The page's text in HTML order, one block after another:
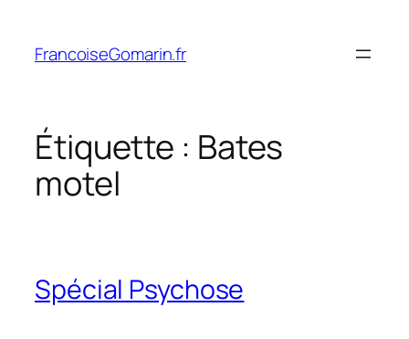
contenu
FrancoiseGomarin.fr
Étiquette : Bates
motel
Spécial Psychose